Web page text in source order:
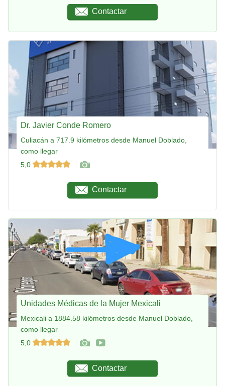
Contactar
Dr. Javier Conde Romero
Culiacán a 717.9 kilómetros desde Manuel Doblado,
como llegar
5,0
Contactar
Unidades Médicas de la Mujer Mexicali
Mexicali a 1884.58 kilómetros desde Manuel Doblado,
como llegar
5,0
Contactar